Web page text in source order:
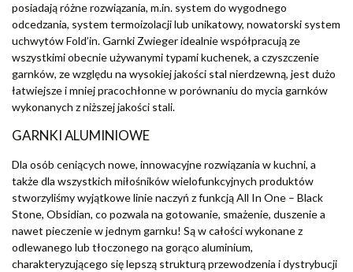
posiadają różne rozwiązania, m.in. system do wygodnego
odcedzania, system termoizolacji lub unikatowy, nowatorski system
uchwytów Fold’in. Garnki Zwieger idealnie współpracują ze
wszystkimi obecnie używanymi typami kuchenek, a czyszczenie
garnków, ze względu na wysokiej jakości stal nierdzewną, jest dużo
łatwiejsze i mniej pracochłonne w porównaniu do mycia garnków
wykonanych z niższej jakości stali.
GARNKI ALUMINIOWE
Dla osób ceniących nowe, innowacyjne rozwiązania w kuchni, a
także dla wszystkich miłośników wielofunkcyjnych produktów
stworzyliśmy wyjątkowe linie naczyń z funkcją All In One – Black
Stone, Obsidian, co pozwala na gotowanie, smażenie, duszenie a
nawet pieczenie w jednym garnku! Są w całości wykonane z
odlewanego lub tłoczonego na gorąco aluminium,
charakteryzującego się lepszą strukturą przewodzenia i dystrybucji